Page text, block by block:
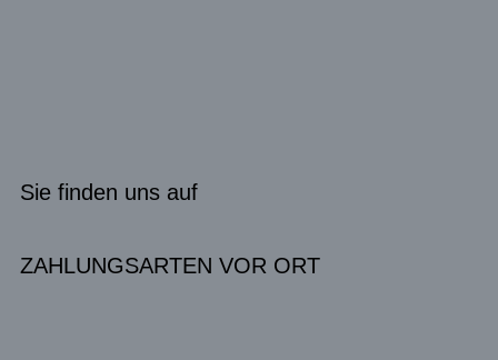
Sie finden uns auf
ZAHLUNGSARTEN VOR ORT